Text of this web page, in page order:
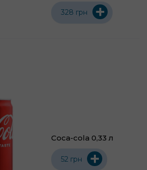
328 грн +
Coca-cola 0,33 л
52 грн +